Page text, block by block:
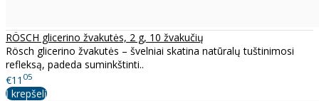
RÖSCH glicerino žvakutės, 2 g, 10 žvakučių
Rösch glicerino žvakutės – švelniai skatina natūralų tuštinimosi
refleksą, padeda suminkštinti..
€11 05
Į krepšelį